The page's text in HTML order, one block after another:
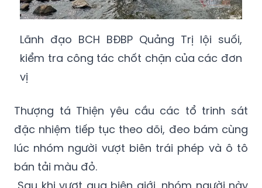
Lãnh đạo BCH BĐBP Quảng Trị lội suối,
kiểm tra công tác chốt chặn của các đơn
vị
Thượng tá Thiện yêu cầu các tổ trinh sát
đặc nhiệm tiếp tục theo dõi, đeo bám cùng
lúc nhóm người vượt biên trái phép và ô tô
bán tải màu đỏ.